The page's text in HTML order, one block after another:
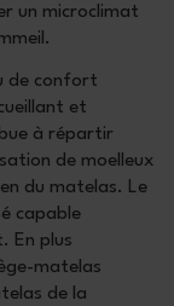
un microclimat
de confort
et
à répartir
de moelleux
du matelas. Le
capable
En plus
matelas
de la